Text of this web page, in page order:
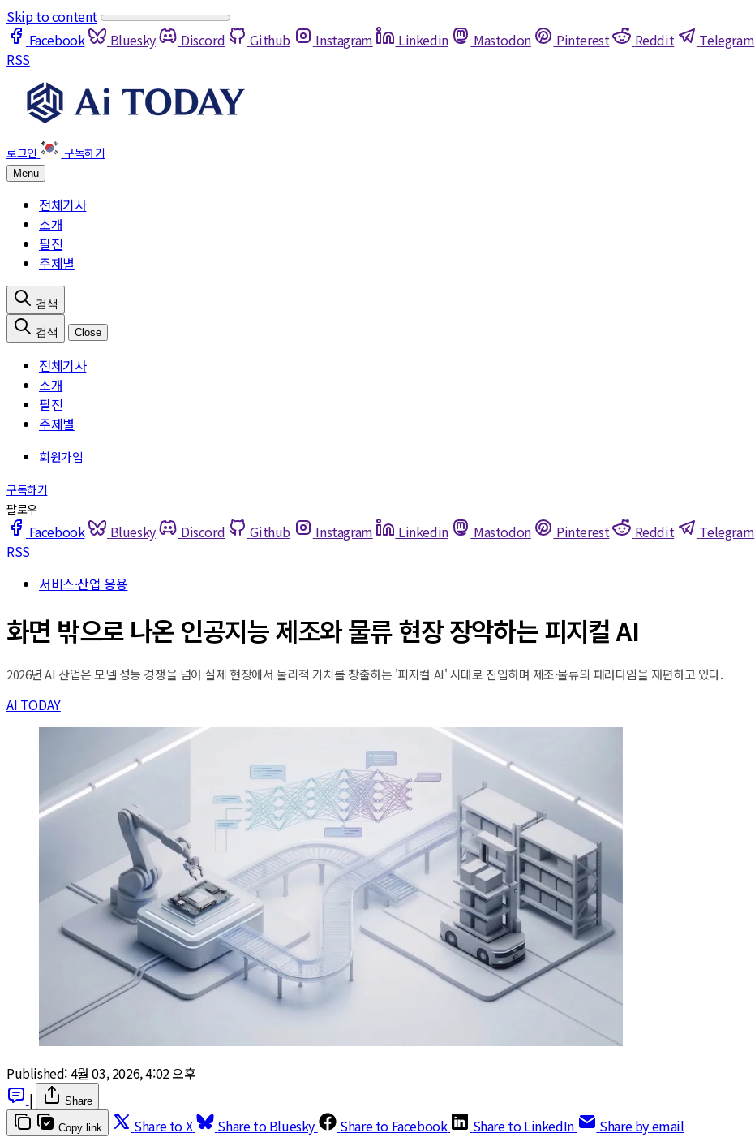
Skip to content
Facebook
Bluesky Discord Github Instagram Linkedin Mastodon Pinterest Reddit Telegram
RSS
Menu
전체기사
소개
필진
주제별
Close
전체기사
소개
필진
주제별
Facebook Bluesky Discord Github Instagram Linkedin Mastodon Pinterest Reddit Telegram
RSS
서비스·산업 응용
화면 밖으로 나온 인공지능 제조와 물류 현장 장악하는 피지컬 AI
2026년 AI 산업은 모델 성능 경쟁을 넘어 실제 현장에서 물리적 가치를 창출하는 '피지컬 AI' 시대로 진입하며 제조·물류의 패러다임을 재편하고 있다.
AI TODAY
Published:4월 03, 2026, 4:02 오후
|
Share
Copy link Share to X Share to Bluesky Share to Facebook Share to LinkedIn Share by email